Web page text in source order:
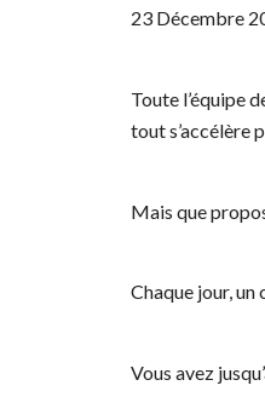
23 Décembre
Toute l’équipe
tout s’accélère
Mais que
Chaque jour, un
Vous avez